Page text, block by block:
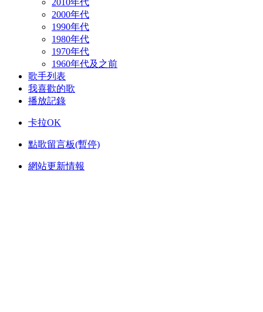
2010年代
2000年代
1990年代
1980年代
1970年代
1960年代及之前
歌手列表
我喜歡的歌
播放記錄
卡拉OK
點歌留言板(暫停)
網站更新情報